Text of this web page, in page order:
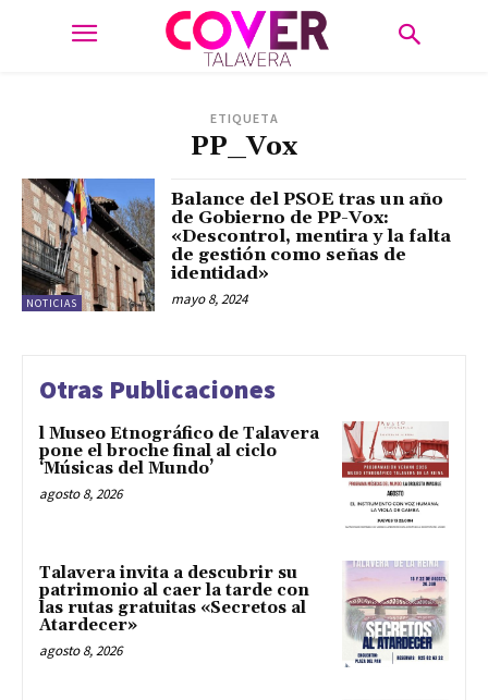
ETIQUETA
PP_Vox
NOTICIAS
Balance del PSOE tras un año
de Gobierno de PP-Vox:
«Descontrol, mentira y la falta
de gestión como señas de
identidad»
mayo 8, 2024
Otras Publicaciones
l Museo Etnográfico de Talavera
pone el broche final al ciclo
‘Músicas del Mundo’
agosto 8, 2026
Talavera invita a descubrir su
patrimonio al caer la tarde con
las rutas gratuitas «Secretos al
Atardecer»
agosto 8, 2026